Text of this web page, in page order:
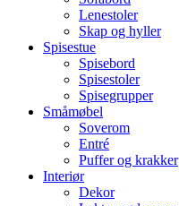
Lenestoler
Skap og hyller
Spisestue
Spisebord
Spisestoler
Spisegrupper
Småmøbel
Soverom
Entré
Puffer og krakker
Interiør
Dekor